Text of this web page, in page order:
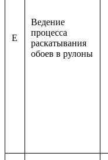
E
Ведение
процесса
раскатывания
обоев в рулоны